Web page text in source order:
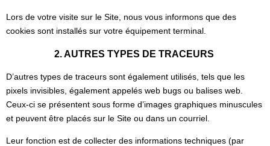
Lors de votre visite sur le Site, nous vous informons que des
cookies sont installés sur votre équipement terminal.
2. AUTRES TYPES DE TRACEURS
D’autres types de traceurs sont également utilisés, tels que les
pixels invisibles, également appelés web bugs ou balises web.
Ceux-ci se présentent sous forme d’images graphiques minuscules
et peuvent être placés sur le Site ou dans un courriel.
Leur fonction est de collecter des informations techniques (par